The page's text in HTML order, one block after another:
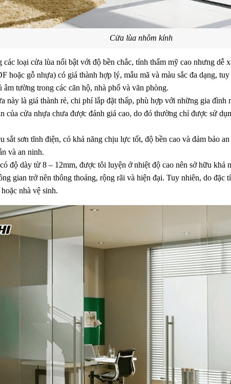
Cửa lùa nhôm kính
loại cửa lùa nổi bật với độ bền chắc, tính thẩm mỹ cao nhưng
hoặc gỗ nhựa) có giá thành hợp lý, mẫu mã và màu sắc đa dạng,
tường trong các căn hộ, nhà phố và văn phòng.
này là giá thành rẻ, chi phí lắp đặt thấp, phù hợp với những gia
của cửa nhựa chưa được đánh giá cao, do đó thường chỉ được sử
sắt sơn tĩnh điện, có khả năng chịu lực tốt, độ bền cao và đảm bảo
và an ninh.
độ dày từ 8 – 12mm, được tôi luyện ở nhiệt độ cao nên sở hữu
gian trở nên thông thoáng, rộng rãi và hiện đại. Tuy nhiên, do
nhà vệ sinh.